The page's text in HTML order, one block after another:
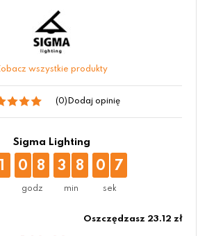
wszystkie produkty
(0) Dodaj opinię
Sigma Lighting
1 0 8 3 8 0 6
Oszczędzasz 23.12 zł